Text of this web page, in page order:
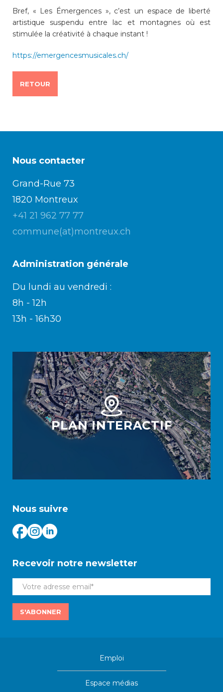
Bref, « Les Émergences », c’est un espace de liberté
artistique suspendu entre lac et montagnes où est
stimulée la créativité à chaque instant !
https://emergencesmusicales.ch/
RETOUR
Nous contacter
Grand-Rue 73
1820 Montreux
+41 21 962 77 77
commune(at)montreux.ch
Administration générale
Du lundi au vendredi :
8h - 12h
13h - 16h30
PLAN INTERACTIF
Nous suivre
Recevoir notre newsletter
S'ABONNER
Emploi
Espace médias